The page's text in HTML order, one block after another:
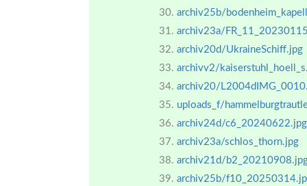
archiv25b/
archiv23a/
archiv20d/UkraineSchiff.jpg
archivv2/
archiv20/
uploads_f/
archiv24d/c6_20240622.jpg
archiv23a/schlos_thorn.jpg
archiv21d/
archiv25b/